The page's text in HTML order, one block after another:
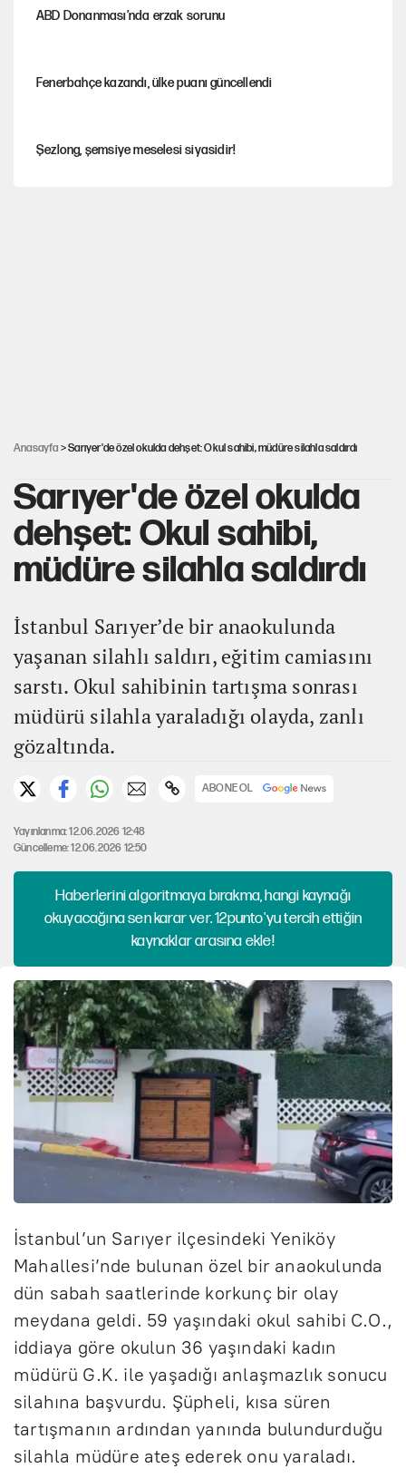
ABD Donanması’nda erzak sorunu
Fenerbahçe kazandı, ülke puanı güncellendi
Şezlong, şemsiye meselesi siyasidir!
Anasayfa > Sarıyer'de özel okulda dehşet: Okul sahibi, müdüre silahla saldırdı
Sarıyer'de özel okulda
dehşet: Okul sahibi,
müdüre silahla saldırdı
İstanbul Sarıyer’de bir anaokulunda
yaşanan silahlı saldırı, eğitim camiasını
sarstı. Okul sahibinin tartışma sonrası
müdürü silahla yaraladığı olayda, zanlı
gözaltında.
ABONE OL
Yayınlanma: 12.06.2026 12:48
Güncelleme: 12.06.2026 12:50
Haberlerini algoritmaya bırakma, hangi kaynağı
okuyacağına sen karar ver. 12punto'yu tercih ettiğin
kaynaklar arasına ekle!
İstanbul’un Sarıyer ilçesindeki Yeniköy
Mahallesi’nde bulunan özel bir anaokulunda
dün sabah saatlerinde korkunç bir olay
meydana geldi. 59 yaşındaki okul sahibi C.O.,
iddiaya göre okulun 36 yaşındaki kadın
müdürü G.K. ile yaşadığı anlaşmazlık sonucu
silahına başvurdu. Şüpheli, kısa süren
tartışmanın ardından yanında bulundurduğu
silahla müdüre ateş ederek onu yaraladı.